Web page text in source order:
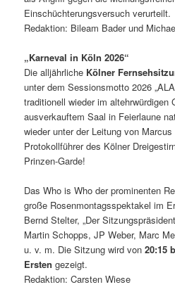
Einschüchterungsversuch verurteilt.
Redaktion: Bileam Bader und
„Karneval in Köln 2026“
Die alljährliche Kölner
unter dem Sessionsmotto 2026
traditionell wieder im
ausverkauftem Saal in Feierlaune
wieder unter der Leitung von
Protokollführer des Kölner
Prinzen-Garde!
Das Who is Who der prominenten
große Rosenmontagsspektakel im
Bernd Stelter, „Der
Martin Schopps, JP Weber, Marc
u. v. m. Die Sitzung wird von20:15
Ersten gezeigt.
Redaktion: Carsten Wiese